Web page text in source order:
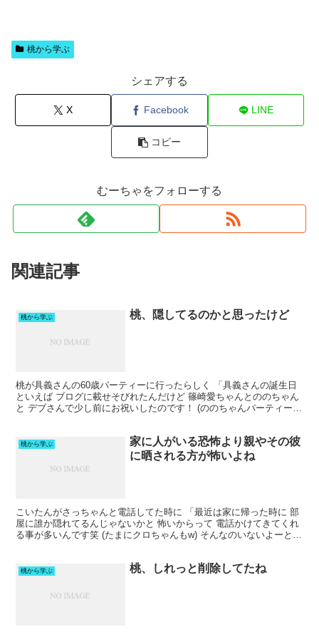
桃から学ぶ
シェアする
X Facebook LINE
コピー
むーちゃをフォローする
関連記事
桃から学ぶ 桃、隠してるのかと思ったけど
桃が具義さんの60歳パーティーに行ったらしく 「具義さんの誕生日
といえば ブログに載せそびれたんだけど 篠崎愛ちゃんとののちゃん
と デブさんで少し前にお祝いしたのです！ (ののちゃんパーティーで
桃から学ぶ
家に人がいる恐怖より親やその彼
に晒される方が怖いよね
こいたんがさっちゃんと電話してた時に 「最近は家に帰った時に 部
屋に誰か隠れてるんじゃないかと 怖いからって 電話かけてきてくれ
る事が多いんです笑 (たまにクロちゃんもw) そんなのいないよーと言
桃から学ぶ 桃、しれっと削除してたね